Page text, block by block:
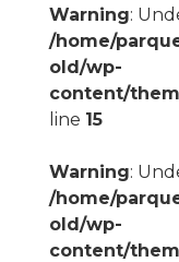
Warning:
/home/
old/wp-
content/
line 15
Warning:
/home/
old/wp-
content/